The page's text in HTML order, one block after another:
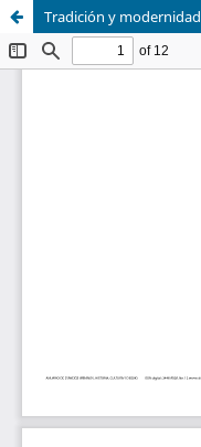
Tradición y modernidad